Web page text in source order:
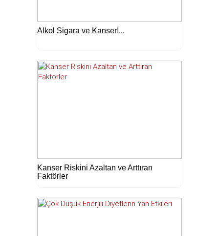
Alkol Sigara ve Kanser!...
Kanser Riskini Azaltan ve Arttıran
Faktörler